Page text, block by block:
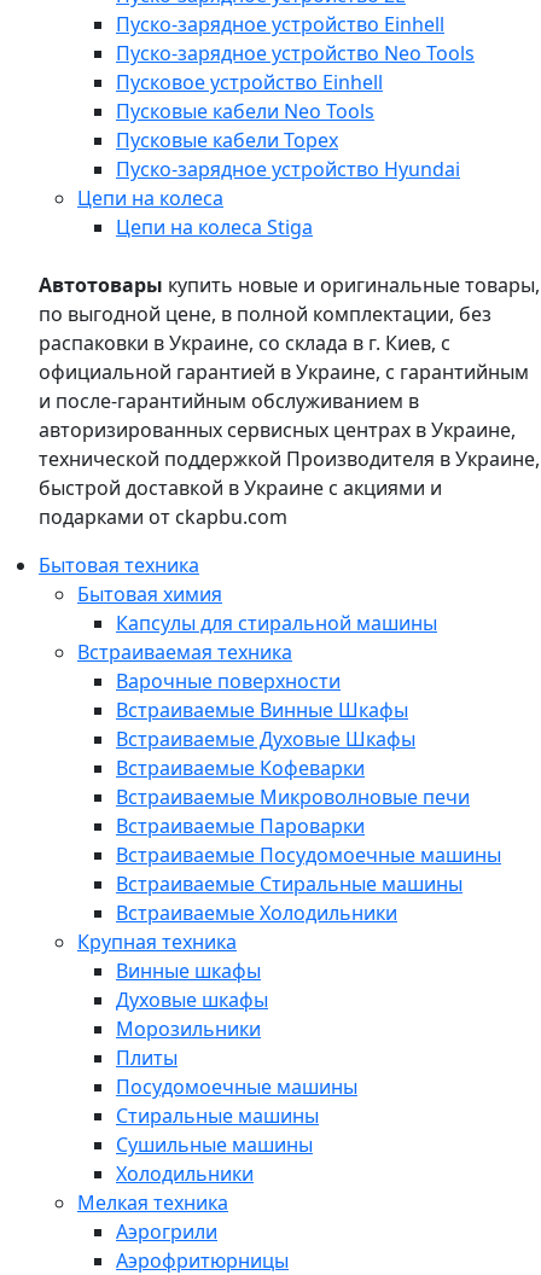
Пуско-зарядное устройство Einhell
Пуско-зарядное устройство Neo Tools
Пусковое устройство Einhell
Пусковые кабели Neo Tools
Пусковые кабели Topex
Пуско-зарядное устройство Hyundai
Цепи на колеса
Цепи на колеса Stiga
Автотовары купить новые и оригинальные товары,
по выгодной цене, в полной комплектации, без
распаковки в Украине, со склада в г. Киев, с
официальной гарантией в Украине, с гарантийным
и после-гарантийным обслуживанием в
авторизированных сервисных центрах в Украине,
технической поддержкой Производителя в Украине,
быстрой доставкой в Украине с акциями и
подарками от ckapbu.com
Бытовая техника
Бытовая химия
Капсулы для стиральной машины
Встраиваемая техника
Варочные поверхности
Встраиваемые Винные Шкафы
Встраиваемые Духовые Шкафы
Встраиваемые Кофеварки
Встраиваемые Микроволновые печи
Встраиваемые Пароварки
Встраиваемые Посудомоечные машины
Встраиваемые Стиральные машины
Встраиваемые Холодильники
Крупная техника
Винные шкафы
Духовые шкафы
Морозильники
Плиты
Посудомоечные машины
Стиральные машины
Сушильные машины
Холодильники
Мелкая техника
Аэрогрили
Аэрофритюрницы